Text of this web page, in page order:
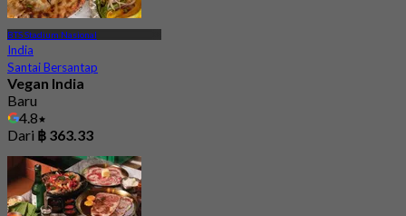
BTS Stadium Nasional
India
Santai Bersantap
Vegan India
Baru
4.8
Dari ฿ 363.33